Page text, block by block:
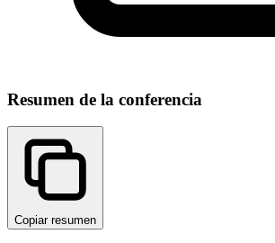
Resumen de la conferencia
Copiar resumen